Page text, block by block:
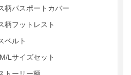
柄パスポートカバー
柄フットレスト
ベルト
Lサイズセット